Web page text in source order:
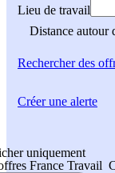
Lieu de travail
Distance autour
Rechercherdes
uniquement
France Travail
Créer une alerte